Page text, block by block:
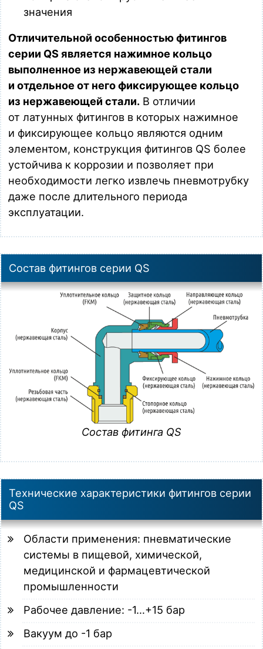
значения
Отличительной особенностью фитингов
серии QS является нажимное кольцо
выполненное из нержавеющей стали
и отдельное от него фиксирующее кольцо
из нержавеющей стали. В отличии
от латунных фитингов в которых нажимное
и фиксирующее кольцо являются одним
элементом, конструкция фитингов QS более
устойчива к коррозии и позволяет при
необходимости легко извлечь пневмотрубку
даже после длительного периода
эксплуатации.
Состав фитингов серии QS
Состав фитинга QS
Технические характеристики фитингов серии
QS
Области применения: пневматические
системы в пищевой, химической,
медицинской и фармацевтической
промышленности
Рабочее давление: -1…+15 бар
Вакуум до -1 бар